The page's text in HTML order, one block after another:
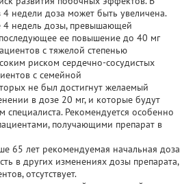
недели доза может быть увеличена.
4 недель дозы, превышающей
ее повышение до 40 мг
с тяжелой степенью
риском сердечно-сосудистых
с семейной
не был достигнут желаемый
в дозе 20 мг, и которые будут
Рекомендуется особенно
получающими препарат в
65 лет рекомендуемая начальная доза
в других изменениях дозы препарата,
отсутствует.